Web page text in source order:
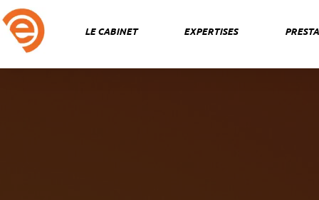
Aller
au
contenu
LE CABINET EXPERTISES